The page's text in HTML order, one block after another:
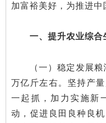
加富裕美好，为推进中
一、提升农业综合
（一）稳定发展粮
万亿斤左右。坚持产
一起抓，加力实施新
动，促进良田良种良